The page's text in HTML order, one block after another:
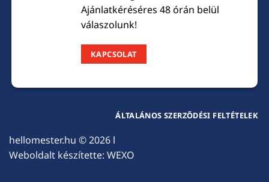
Ajánlatkéréséres 48 órán belül
válaszolunk!
KAPCSOLAT
hellomester.hu © 2026 l
Weboldalt készítette: WEXO
ÁLTALÁNOS SZERZŐDÉSI FELTÉTELEK